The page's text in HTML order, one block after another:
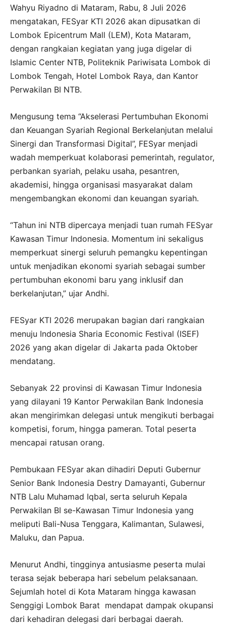
Wahyu Riyadno di Mataram, Rabu, 8 Juli 2026
mengatakan, FESyar KTI 2026 akan dipusatkan di
Lombok Epicentrum Mall (LEM), Kota Mataram,
dengan rangkaian kegiatan yang juga digelar di
Islamic Center NTB, Politeknik Pariwisata Lombok di
Lombok Tengah, Hotel Lombok Raya, dan Kantor
Perwakilan BI NTB.
Mengusung tema “Akselerasi Pertumbuhan Ekonomi
dan Keuangan Syariah Regional Berkelanjutan melalui
Sinergi dan Transformasi Digital”, FESyar menjadi
wadah memperkuat kolaborasi pemerintah, regulator,
perbankan syariah, pelaku usaha, pesantren,
akademisi, hingga organisasi masyarakat dalam
mengembangkan ekonomi dan keuangan syariah.
“Tahun ini NTB dipercaya menjadi tuan rumah FESyar
Kawasan Timur Indonesia. Momentum ini sekaligus
memperkuat sinergi seluruh pemangku kepentingan
untuk menjadikan ekonomi syariah sebagai sumber
pertumbuhan ekonomi baru yang inklusif dan
berkelanjutan,” ujar Andhi.
FESyar KTI 2026 merupakan bagian dari rangkaian
menuju Indonesia Sharia Economic Festival (ISEF)
2026 yang akan digelar di Jakarta pada Oktober
mendatang.
Sebanyak 22 provinsi di Kawasan Timur Indonesia
yang dilayani 19 Kantor Perwakilan Bank Indonesia
akan mengirimkan delegasi untuk mengikuti berbagai
kompetisi, forum, hingga pameran. Total peserta
mencapai ratusan orang.
Pembukaan FESyar akan dihadiri Deputi Gubernur
Senior Bank Indonesia Destry Damayanti, Gubernur
NTB Lalu Muhamad Iqbal, serta seluruh Kepala
Perwakilan BI se-Kawasan Timur Indonesia yang
meliputi Bali-Nusa Tenggara, Kalimantan, Sulawesi,
Maluku, dan Papua.
Menurut Andhi, tingginya antusiasme peserta mulai
terasa sejak beberapa hari sebelum pelaksanaan.
Sejumlah hotel di Kota Mataram hingga kawasan
Senggigi Lombok Barat mendapat dampak okupansi
dari kehadiran delegasi dari berbagai daerah.